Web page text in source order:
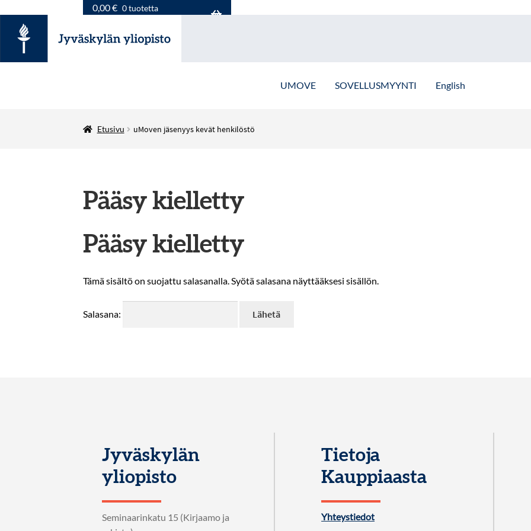
0,00€ 0 tuotetta
UMOVE SOVELLUSMYYNTI English
Etusivu uMoven jäsenyys kevät henkilöstö
Pääsy kielletty
Pääsy kielletty
Tämä sisältö on suojattu salasanalla. Syötä salasana näyttääksesi sisällön.
Salasana:
Jyväskylän
yliopisto
Seminaarinkatu 15 (Kirjaamo ja
Tietoja
Kauppiaasta
Yhteystiedot